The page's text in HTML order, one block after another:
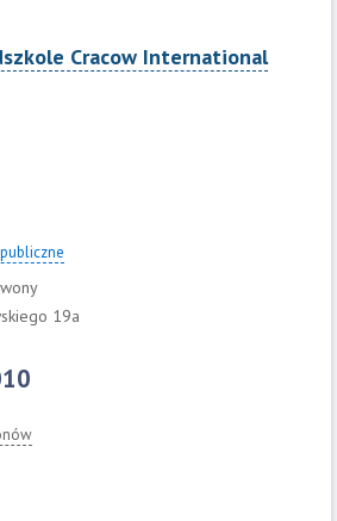
Cracow International
19a